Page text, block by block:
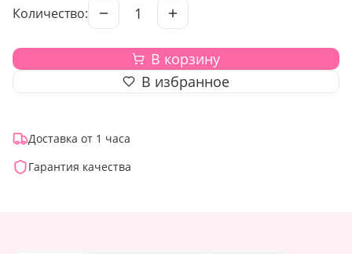
Количество: 1
В корзину
В избранное
Доставка от 1 часа
Гарантия качества